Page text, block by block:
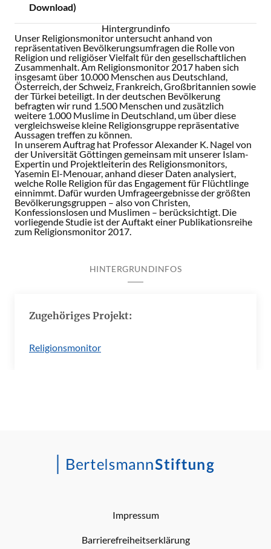
Download)
Hintergrundinfo
Unser Religionsmonitor untersucht anhand von
repräsentativen Bevölkerungsumfragen die Rolle von
Religion und religiöser Vielfalt für den gesellschaftlichen
Zusammenhalt. Am Religionsmonitor 2017 haben sich
insgesamt über 10.000 Menschen aus Deutschland,
Österreich, der Schweiz, Frankreich, Großbritannien sowie
der Türkei beteiligt. In der deutschen Bevölkerung
befragten wir rund 1.500 Menschen und zusätzlich
weitere 1.000 Muslime in Deutschland, um über diese
vergleichsweise kleine Religionsgruppe repräsentative
Aussagen treffen zu können.
In unserem Auftrag hat Professor Alexander K. Nagel von
der Universität Göttingen gemeinsam mit unserer Islam-
Expertin und Projektleiterin des Religionsmonitors,
Yasemin El-Menouar, anhand dieser Daten analysiert,
welche Rolle Religion für das Engagement für Flüchtlinge
einnimmt. Dafür wurden Umfrageergebnisse der größten
Bevölkerungsgruppen – also von Christen,
Konfessionslosen und Muslimen – berücksichtigt. Die
vorliegende Studie ist der Auftakt einer Publikationsreihe
zum Religionsmonitor 2017.
HINTERGRUNDINFOS
Zugehöriges Projekt:
Religionsmonitor
Impressum
Barrierefreiheitserklärung